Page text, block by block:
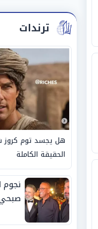
ترندات
هل يجسد توم كروز
الحقيقة الكاملة
نجوم